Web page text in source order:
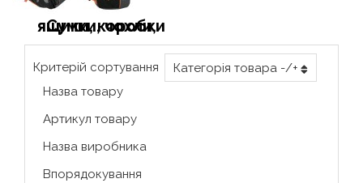
Сумки, чохли, ящики, коробки
Критерій сортування
Категорія товара -/+
Назва товару
Артикул товару
Назва виробника
Впорядокування